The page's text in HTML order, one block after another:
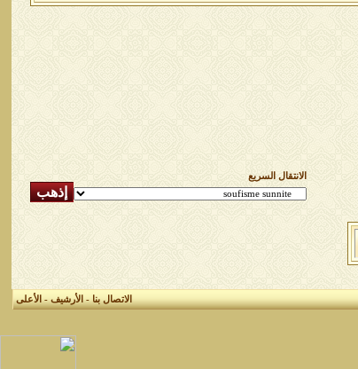
الانتقال السريع
الاتصال بنا-الأرشيف-الأعلى